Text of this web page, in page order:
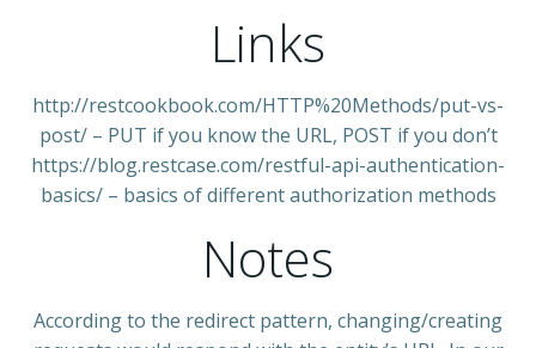
Links
http://restcookbook.com/HTTP%20Methods/put-vs-
post/ – PUT if you know the URL, POST if you don’t
https://blog.restcase.com/restful-api-authentication-
basics/ – basics of different authorization methods
Notes
According to the redirect pattern, changing/creating